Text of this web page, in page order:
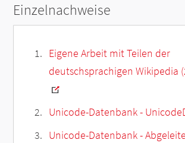
Einzelnachweise
Eigene Arbeit mit Teilen der
deutschsprachigen Wikipedia
Unicode-Datenbank -
Unicode-Datenbank -